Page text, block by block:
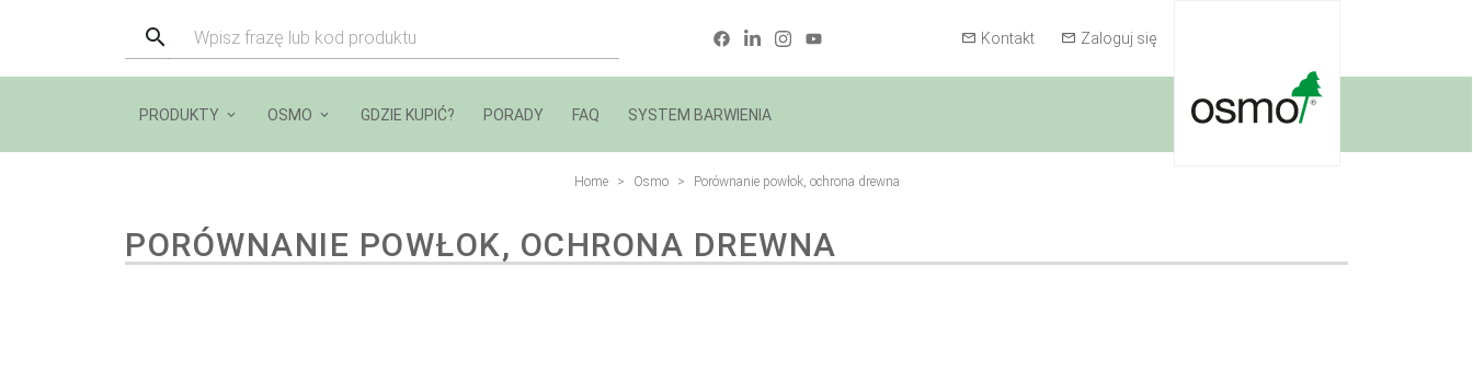
Kontakt Zaloguj się
PRODUKTY OSMO GDZIE KUPIĆ? PORADY FAQ SYSTEM BARWIENIA
Home Osmo Porównanie powłok, ochrona drewna
PORÓWNANIE POWŁOK, OCHRONA DREWNA